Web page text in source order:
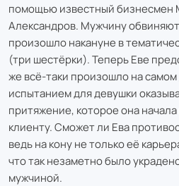
помощью известный бизнесмен
Александров. Мужчину
произошло накануне в
(три шестёрки). Теперь Еве
же всё-таки произошло на
испытанием для девушки
притяжение, которое она
клиенту. Сможет ли Ева
ведь на кону не только её
что так незаметно было
мужчиной.